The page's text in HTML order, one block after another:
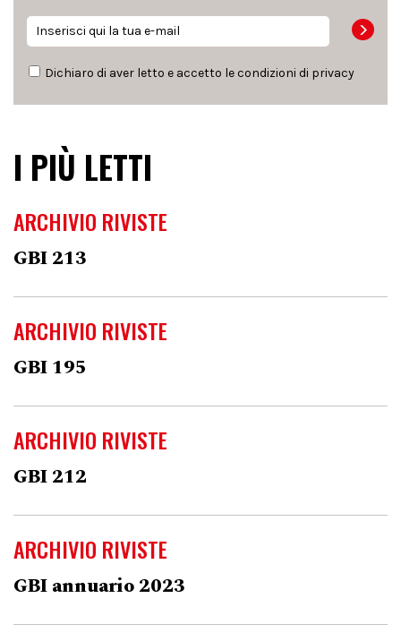
Dichiaro di aver letto e accetto le condizioni di privacy
I PIÙ LETTI
ARCHIVIO RIVISTE
GBI 213
ARCHIVIO RIVISTE
GBI 195
ARCHIVIO RIVISTE
GBI 212
ARCHIVIO RIVISTE
GBI annuario 2023